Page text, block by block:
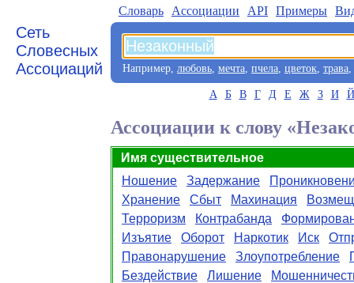
Сеть
Словесных
Ассоциаций
Словарь Aссоциации API Примеры
Например, любовь, мечта, пчела, цветок, трава,
А Б В Г Д Е Ж З И Й
Ассоциации к слову
Имя существительное
Ношение
Задержание
Хранение
Сбыт Махинация
Терроризм
Контрабанда
Изъятие
Оборот Наркотик Иск
Правонарушение
Злоупотребление
Бездействие
Лишение